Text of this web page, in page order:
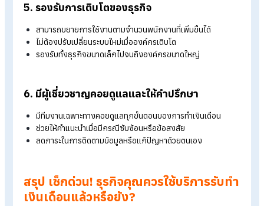
3. ถูกต้อง ครบถ้วน ตามข้อกำหนดกฎหมาย
รองรับโครงสร้างเงินเดือนที่หลากหลายและซับซ้อน
อัปเดตกฎหมายใหม่ ๆ อย่างต่อเนื่อง ลดความเสี่ยงด้านกฎหม
มีระบบควบคุมการเข้าถึงข้อมูลอย่างเป็นระบบ
ลดความเสี่ยงจากข้อมูลรั่วไหลหรือการใช้งานโดยไม่ได้รับอนุ